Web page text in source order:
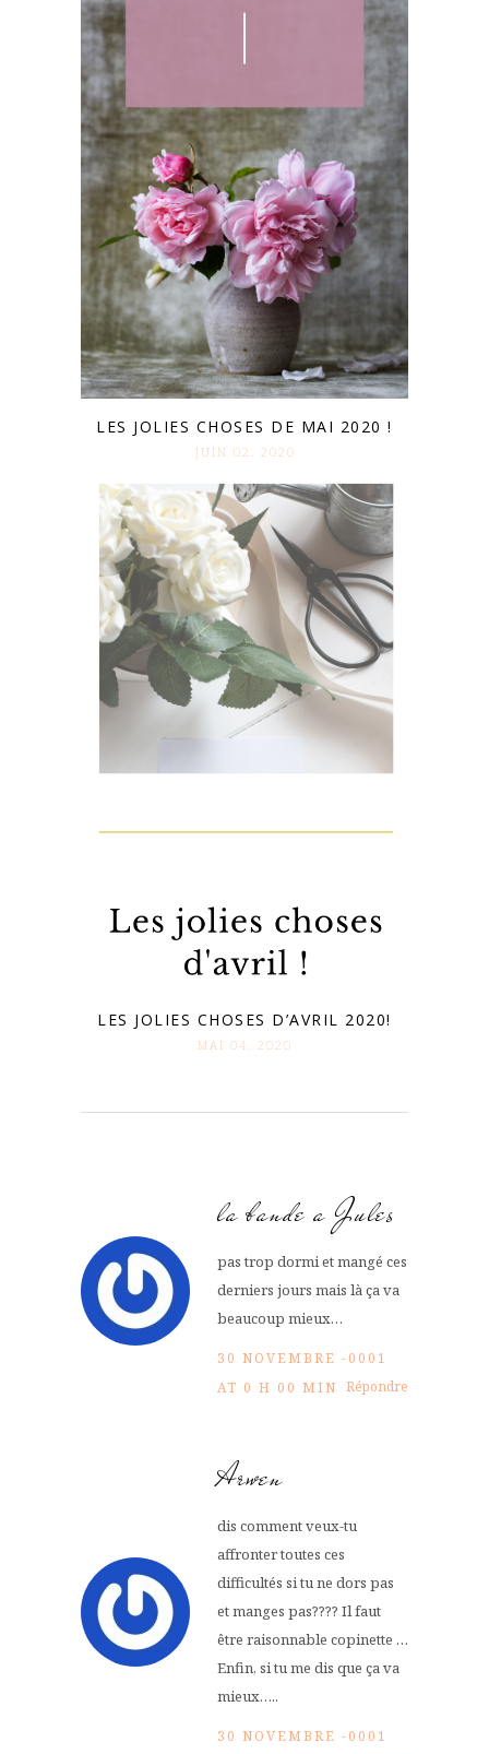
LES JOLIES CHOSES DE MAI 2020 !
JUIN 02. 2020
LES JOLIES CHOSES D’AVRIL 2020!
MAI 04. 2020
la bande a Jules
pas trop dormi et mangé ces
derniers jours mais là ça va
beaucoup mieux…
30 NOVEMBRE -0001
AT 0 H 00 MIN Répondre
Arwen
dis comment veux-tu
affronter toutes ces
difficultés si tu ne dors pas
et manges pas???? Il faut
être raisonnable copinette …
Enfin, si tu me dis que ça va
mieux…..
30 NOVEMBRE -0001